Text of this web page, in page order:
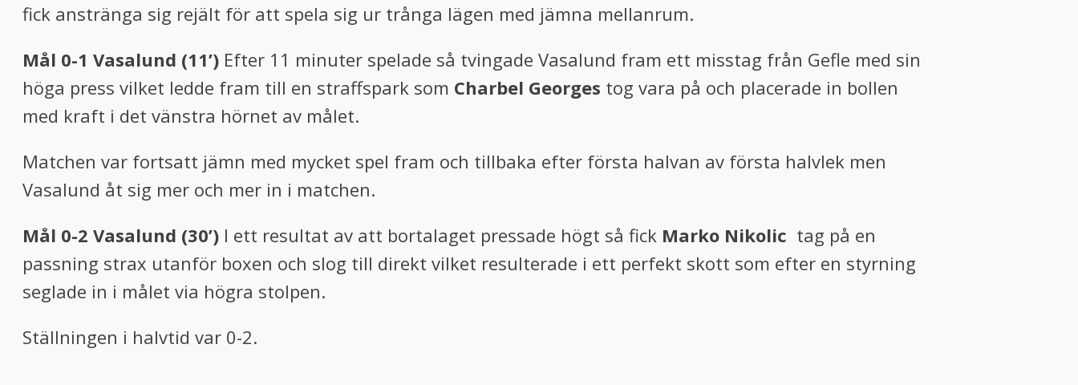
fick anstränga sig rejält för att spela sig ur trånga lägen med jämna mellanrum.
Mål 0-1 Vasalund (11’) Efter 11 minuter spelade så tvingade Vasalund fram ett misstag från Gefle med sin
höga press vilket ledde fram till en straffspark som Charbel Georges tog vara på och placerade in bollen
med kraft i det vänstra hörnet av målet.
Matchen var fortsatt jämn med mycket spel fram och tillbaka efter första halvan av första halvlek men
Vasalund åt sig mer och mer in i matchen.
Mål 0-2 Vasalund (30’) I ett resultat av att bortalaget pressade högt så fick Marko Nikolic tag på en
passning strax utanför boxen och slog till direkt vilket resulterade i ett perfekt skott som efter en styrning
seglade in i målet via högra stolpen.
Ställningen i halvtid var 0-2.